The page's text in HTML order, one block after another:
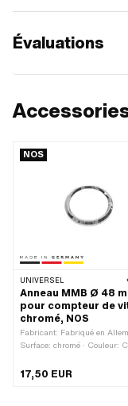
Évaluations
NOS
UNIVERSEL
Anneau MMB Ø 48
pour compteur de
chromé, NOS
Fabricant: Fabriqué en
Surface: chromé · Couleur:
52.3 mm · Ø intérieur: 41.5
Hauteur totale: 5 mm
17,50 EUR